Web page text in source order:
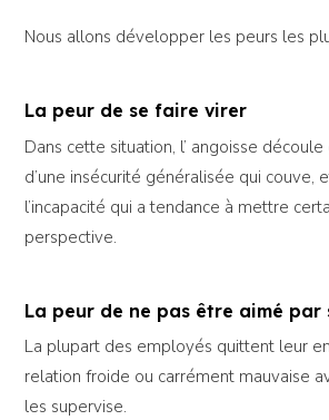
Nous allons développer les peurs les
La peur de se faire virer
Dans cette situation, l’ angoisse
d’une insécurité généralisée qui couve,
l’incapacité qui a tendance à mettre
perspective.
La peur de ne pas être aimé par
La plupart des employés quittent leur
relation froide ou carrément mauvaise
les supervise.